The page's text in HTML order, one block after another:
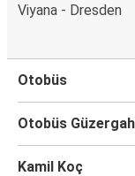
Viyana - Dresden
Otobüs
Otobüs
Kamil Koç